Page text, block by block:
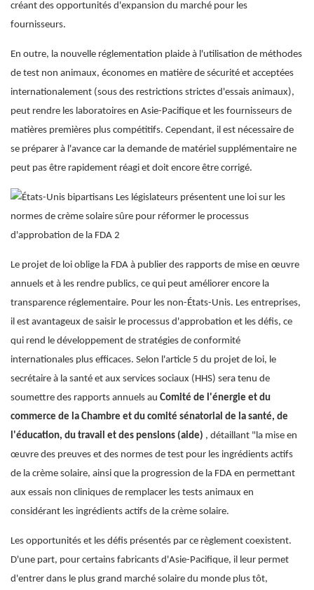
créant des opportunités d'expansion du marché pour les
fournisseurs.
En outre, la nouvelle réglementation plaide à l'utilisation de méthodes
de test non animaux, économes en matière de sécurité et acceptées
internationalement (sous des restrictions strictes d'essais animaux),
peut rendre les laboratoires en Asie-Pacifique et les fournisseurs de
matières premières plus compétitifs. Cependant, il est nécessaire de
se préparer à l'avance car la demande de matériel supplémentaire ne
peut pas être rapidement réagi et doit encore être corrigé.
Le projet de loi oblige la FDA à publier des rapports de mise en œuvre
annuels et à les rendre publics, ce qui peut améliorer encore la
transparence réglementaire. Pour les non-États-Unis. Les entreprises,
il est avantageux de saisir le processus d'approbation et les défis, ce
qui rend le développement de stratégies de conformité
internationales plus efficaces. Selon l'article 5 du projet de loi, le
secrétaire à la santé et aux services sociaux (HHS) sera tenu de
soumettre des rapports annuels au Comité de l'énergie et du
commerce de la Chambre et du comité sénatorial de la santé, de
l'éducation, du travail et des pensions (aide) , détaillant "la mise en
œuvre des preuves et des normes de test pour les ingrédients actifs
de la crème solaire, ainsi que la progression de la FDA en permettant
aux essais non cliniques de remplacer les tests animaux en
considérant les ingrédients actifs de la crème solaire.
Les opportunités et les défis présentés par ce règlement coexistent.
D'une part, pour certains fabricants d'Asie-Pacifique, il leur permet
d'entrer dans le plus grand marché solaire du monde plus tôt,